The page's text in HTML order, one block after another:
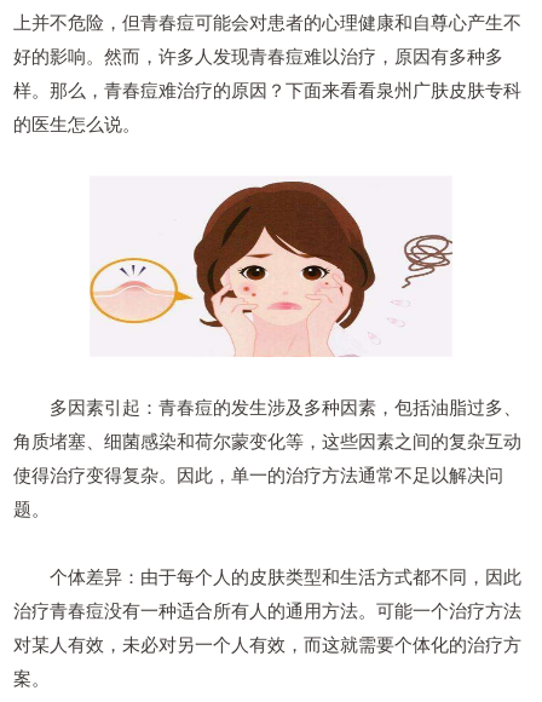
上并不危险，但青春痘可能会对患者的心理健康和自尊心产生不
好的影响。然而，许多人发现青春痘难以治疗，原因有多种多
样。那么，青春痘难治疗的原因？下面来看看泉州广肤皮肤专科
的医生怎么说。
多因素引起：青春痘的发生涉及多种因素，包括油脂过多、
角质堵塞、细菌感染和荷尔蒙变化等，这些因素之间的复杂互动
使得治疗变得复杂。因此，单一的治疗方法通常不足以解决问
题。
个体差异：由于每个人的皮肤类型和生活方式都不同，因此
治疗青春痘没有一种适合所有人的通用方法。可能一个治疗方法
对某人有效，未必对另一个人有效，而这就需要个体化的治疗方
案。